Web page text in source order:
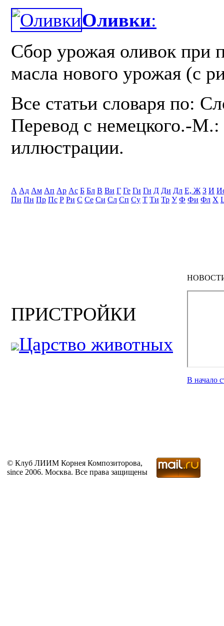
Оливки:
Сбор урожая оливок при
масла нового урожая (с
Все статьи словаря по:
Перевод с немецкого.-
иллюстрации.
А Ад Ам Ап Ар Ас Б Бл В Ви Г Ге Ги Гн Д Ди Дл Е, Ж З И
Пи Пн Пр Пс Р Ри С Се Си Сл Сп Су Т Ти Тр У Ф Фи Фл Х
ПРИСТРОЙКИ
Царство животных
В начало
© Клуб ЛИИМ Корнея Композиторова,
since 2006. Москва. Все права защищены